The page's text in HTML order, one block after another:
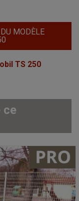
MODÈLE
TS 250
ce